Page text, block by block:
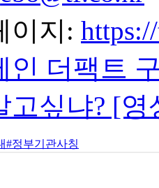
이지:
인 더팩트
고싶냐? [
#정부기관사칭